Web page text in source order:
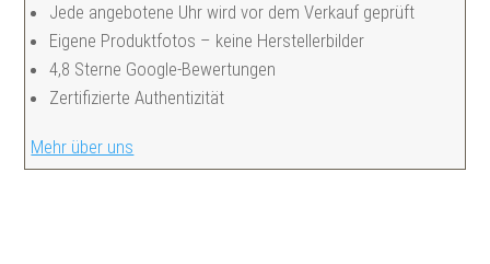
Jede angebotene Uhr wird vor dem Verkauf geprüft
Eigene Produktfotos – keine Herstellerbilder
4,8 Sterne Google-Bewertungen
Zertifizierte Authentizität
Mehr über uns